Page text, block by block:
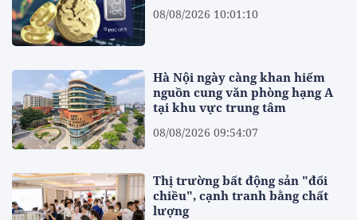
08/08/2026 10:01:10
Hà Nội ngày càng khan hiếm
nguồn cung văn phòng hạng A
tại khu vực trung tâm
08/08/2026 09:54:07
Thị trường bất động sản "đổi
chiều", cạnh tranh bằng chất
lượng